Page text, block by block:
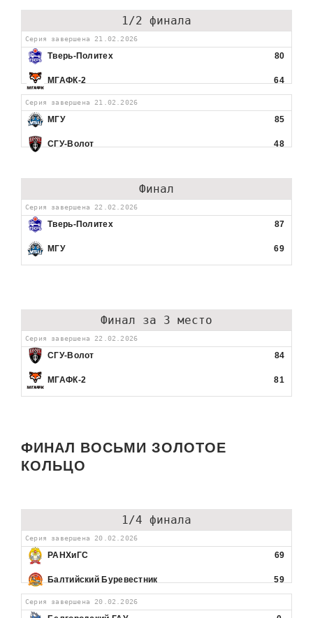
1/2 финала
Серия завершена 21.02.2026
Тверь-Политех 80
МГАФК-2 64
Серия завершена 21.02.2026
МГУ 85
СГУ-Волот 48
Финал
Серия завершена 22.02.2026
Тверь-Политех 87
МГУ 69
Финал за 3 место
Серия завершена 22.02.2026
СГУ-Волот 84
МГАФК-2 81
ФИНАЛ ВОСЬМИ ЗОЛОТОЕ
КОЛЬЦО
1/4 финала
Серия завершена 20.02.2026
РАНХиГС 69
Балтийский Буревестник 59
Серия завершена 20.02.2026